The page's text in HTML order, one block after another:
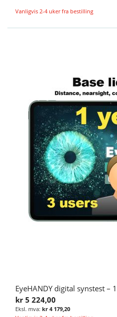
Vanligvis 2-4 uker fra bestilling
kr 5 224,00
kr 4 179,20